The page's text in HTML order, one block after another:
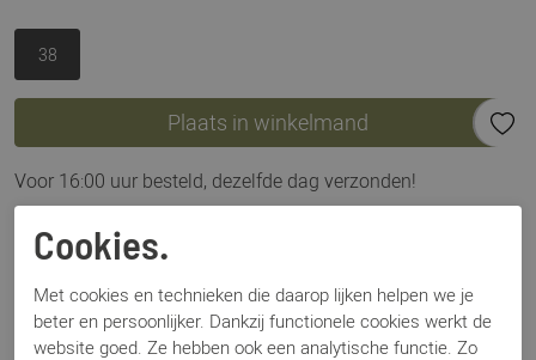
38
Plaats in winkelmand
Voor 16:00 uur besteld, dezelfde dag verzonden!
Omschrijving
Specificaties
Cookies.
Met cookies en technieken die daarop lijken helpen we je
beter en persoonlijker. Dankzij functionele cookies werkt de
website goed. Ze hebben ook een analytische functie. Zo